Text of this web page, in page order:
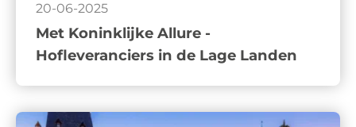
20-06-2025
Met Koninklijke Allure -
Hofleveranciers in de Lage Landen